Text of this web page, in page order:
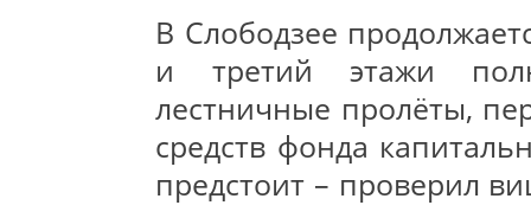
В Слободзее
и третий этажи
лестничные пролёты,
средств фонда
предстоит – проверил